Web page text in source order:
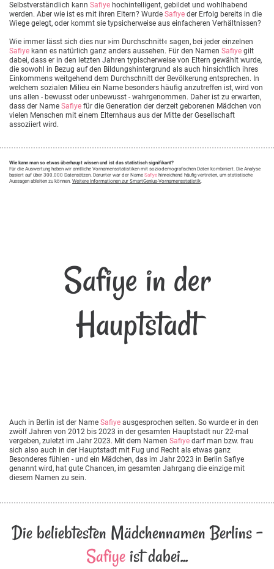
Selbstverständlich kann Safiye hochintelligent, gebildet und wohlhabend
werden. Aber wie ist es mit ihren Eltern? Wurde Safiye der Erfolg bereits in die
Wiege gelegt, oder kommt sie typsicherweise aus einfacheren Verhältnissen?
Wie immer lässt sich dies nur »im Durchschnitt« sagen, bei jeder einzelnen
Safiye kann es natürlich ganz anders aussehen. Für den Namen Safiye gilt
dabei, dass er in den letzten Jahren typischerweise von Eltern gewählt wurde,
die sowohl in Bezug auf den Bildungshintergrund als auch hinsichtlich ihres
Einkommens weitgehend dem Durchschnitt der Bevölkerung entsprechen. In
welchem sozialen Milieu ein Name besonders häufig anzutreffen ist, wird von
uns allen - bewusst oder unbewusst - wahrgenommen. Daher ist zu erwarten,
dass der Name Safiye für die Generation der derzeit geborenen Mädchen von
vielen Menschen mit einem Elternhaus aus der Mitte der Gesellschaft
assoziiert wird.
Wie kann man so etwas überhaupt wissen und ist das statistisch signifikant?
Für die Auswertung haben wir amtliche Vornamensstatistiken mit soziodemografischen Daten kombiniert. Die Analyse
basiert auf über 300.000 Datensätzen. Darunter war der Name Safiye hinreichend häufig vertreten, um statistische
Aussagen ableiten zu können. Weitere Informationen zur SmartGenius-Vornamensstatistik.
Safiye in der
Hauptstadt
Auch in Berlin ist der Name Safiye ausgesprochen selten. So wurde er in den
zwölf Jahren von 2012 bis 2023 in der gesamten Hauptstadt nur 22-mal
vergeben, zuletzt im Jahr 2023. Mit dem Namen Safiye darf man bzw. frau
sich also auch in der Hauptstadt mit Fug und Recht als etwas ganz
Besonderes fühlen - und ein Mädchen, das im Jahr 2023 in Berlin Safiye
genannt wird, hat gute Chancen, im gesamten Jahrgang die einzige mit
diesem Namen zu sein.
Die beliebtesten Mädchennamen Berlins -
Safiye ist dabei...